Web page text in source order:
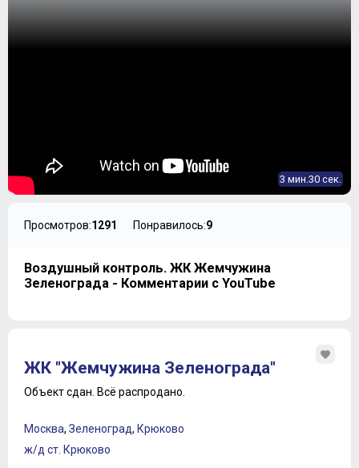
3 мин.30 сек.
Просмотров:1291 Понравилось:9
Воздушный контроль. ЖК Жемчужина
Зеленограда - Комментарии с YouTube
ЖК "Жемчужина Зеленограда"
Объект сдан. Всё распродано.
Москва, Зеленоград, Крюково
ж/д ст. Крюково